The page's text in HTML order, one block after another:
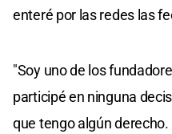
enteré por las redes las
"Soy uno de los
participé en ninguna
que tengo algún